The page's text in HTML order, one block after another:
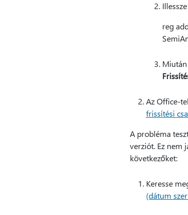
reg
Miután
Az Office-
frissítési
A probléma
verziót. Ez nem
következőket:
Keresse
(dátum